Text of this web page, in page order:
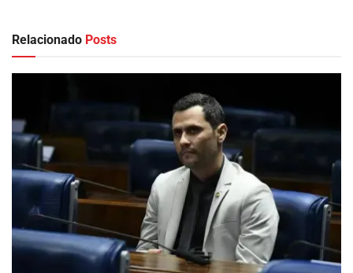
Relacionado Posts